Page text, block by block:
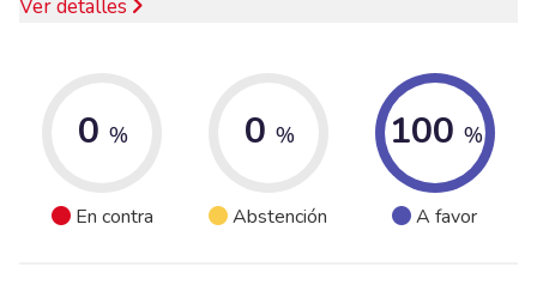
Ver detalles
0 %
En contra
0 %
Abstención
100 %
A favor